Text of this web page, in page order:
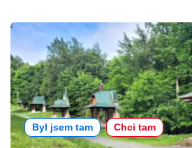
Byl jsem tam Chci tam